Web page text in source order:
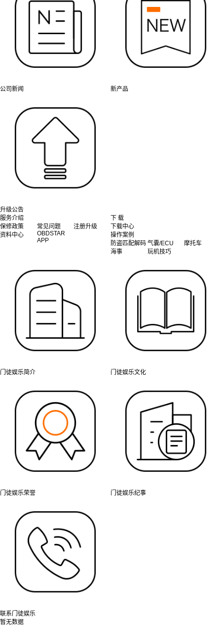
公司新闻 新产品
升级公告
服务介绍
保修政策
常见问题
注册升级
资料中心
OBDSTAR
APP
下 载
下载中心
操作案例
防盗匹配解码 气囊/ECU
摩托车
海事
玩机技巧
门徒娱乐简介 门徒娱乐文化
门徒娱乐荣誉 门徒娱乐纪事
联系门徒娱乐
暂无数据